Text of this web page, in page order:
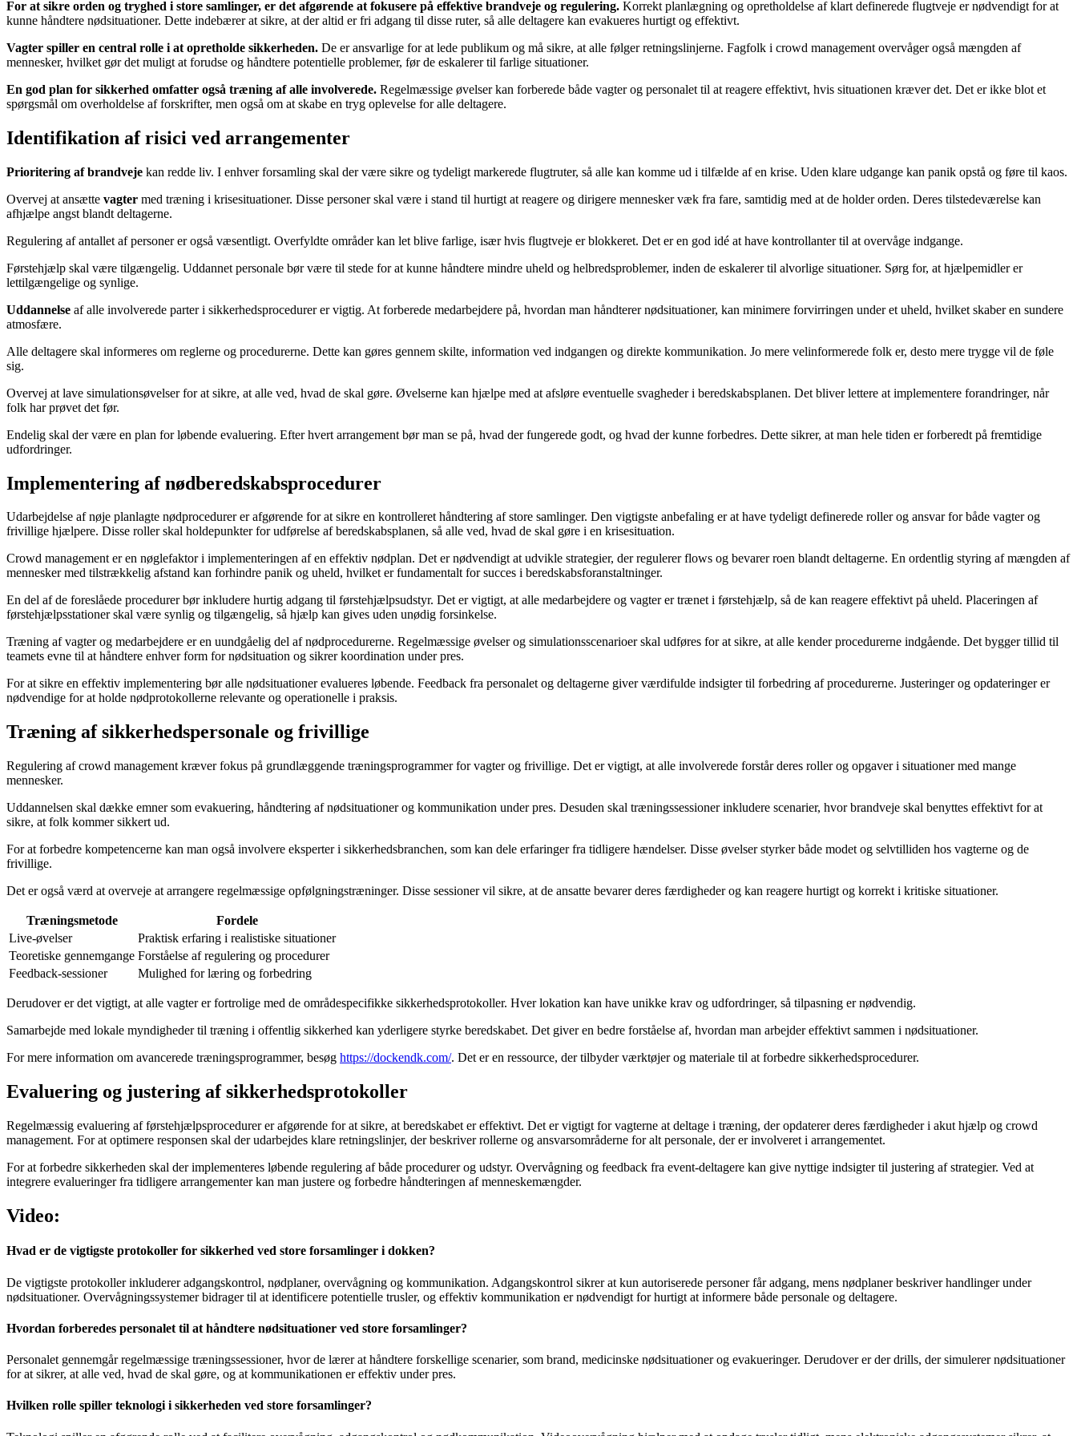
For at sikre orden og tryghed i store samlinger, er det afgørende at fokusere på effektive brandveje og regulering. Korrekt planlægning og opretholdelse af klart definerede flugtveje er nødvendigt for at
kunne håndtere nødsituationer. Dette indebærer at sikre, at der altid er fri adgang til disse ruter, så alle deltagere kan evakueres hurtigt og effektivt.
Vagter spiller en central rolle i at opretholde sikkerheden. De er ansvarlige for at lede publikum og må sikre, at alle følger retningslinjerne. Fagfolk i crowd management overvåger også mængden af
mennesker, hvilket gør det muligt at forudse og håndtere potentielle problemer, før de eskalerer til farlige situationer.
En god plan for sikkerhed omfatter også træning af alle involverede. Regelmæssige øvelser kan forberede både vagter og personalet til at reagere effektivt, hvis situationen kræver det. Det er ikke blot et
spørgsmål om overholdelse af forskrifter, men også om at skabe en tryg oplevelse for alle deltagere.
Identifikation af risici ved arrangementer
Prioritering af brandveje kan redde liv. I enhver forsamling skal der være sikre og tydeligt markerede flugtruter, så alle kan komme ud i tilfælde af en krise. Uden klare udgange kan panik opstå og føre til kaos.
Overvej at ansætte vagter med træning i krisesituationer. Disse personer skal være i stand til hurtigt at reagere og dirigere mennesker væk fra fare, samtidig med at de holder orden. Deres tilstedeværelse kan
afhjælpe angst blandt deltagerne.
Regulering af antallet af personer er også væsentligt. Overfyldte områder kan let blive farlige, især hvis flugtveje er blokkeret. Det er en god idé at have kontrollanter til at overvåge indgange.
Førstehjælp skal være tilgængelig. Uddannet personale bør være til stede for at kunne håndtere mindre uheld og helbredsproblemer, inden de eskalerer til alvorlige situationer. Sørg for, at hjælpemidler er
lettilgængelige og synlige.
Uddannelse af alle involverede parter i sikkerhedsprocedurer er vigtig. At forberede medarbejdere på, hvordan man håndterer nødsituationer, kan minimere forvirringen under et uheld, hvilket skaber en sundere
atmosfære.
Alle deltagere skal informeres om reglerne og procedurerne. Dette kan gøres gennem skilte, information ved indgangen og direkte kommunikation. Jo mere velinformerede folk er, desto mere trygge vil de føle
sig.
Overvej at lave simulationsøvelser for at sikre, at alle ved, hvad de skal gøre. Øvelserne kan hjælpe med at afsløre eventuelle svagheder i beredskabsplanen. Det bliver lettere at implementere forandringer, når
folk har prøvet det før.
Endelig skal der være en plan for løbende evaluering. Efter hvert arrangement bør man se på, hvad der fungerede godt, og hvad der kunne forbedres. Dette sikrer, at man hele tiden er forberedt på fremtidige
udfordringer.
Implementering af nødberedskabsprocedurer
Udarbejdelse af nøje planlagte nødprocedurer er afgørende for at sikre en kontrolleret håndtering af store samlinger. Den vigtigste anbefaling er at have tydeligt definerede roller og ansvar for både vagter og
frivillige hjælpere. Disse roller skal holdepunkter for udførelse af beredskabsplanen, så alle ved, hvad de skal gøre i en krisesituation.
Crowd management er en nøglefaktor i implementeringen af en effektiv nødplan. Det er nødvendigt at udvikle strategier, der regulerer flows og bevarer roen blandt deltagerne. En ordentlig styring af mængden af
mennesker med tilstrækkelig afstand kan forhindre panik og uheld, hvilket er fundamentalt for succes i beredskabsforanstaltninger.
En del af de foreslåede procedurer bør inkludere hurtig adgang til førstehjælpsudstyr. Det er vigtigt, at alle medarbejdere og vagter er trænet i førstehjælp, så de kan reagere effektivt på uheld. Placeringen af
førstehjælpsstationer skal være synlig og tilgængelig, så hjælp kan gives uden unødig forsinkelse.
Træning af vagter og medarbejdere er en uundgåelig del af nødprocedurerne. Regelmæssige øvelser og simulationsscenarioer skal udføres for at sikre, at alle kender procedurerne indgående. Det bygger tillid til
teamets evne til at håndtere enhver form for nødsituation og sikrer koordination under pres.
For at sikre en effektiv implementering bør alle nødsituationer evalueres løbende. Feedback fra personalet og deltagerne giver værdifulde indsigter til forbedring af procedurerne. Justeringer og opdateringer er
nødvendige for at holde nødprotokollerne relevante og operationelle i praksis.
Træning af sikkerhedspersonale og frivillige
Regulering af crowd management kræver fokus på grundlæggende træningsprogrammer for vagter og frivillige. Det er vigtigt, at alle involverede forstår deres roller og opgaver i situationer med mange
mennesker.
Uddannelsen skal dække emner som evakuering, håndtering af nødsituationer og kommunikation under pres. Desuden skal træningssessioner inkludere scenarier, hvor brandveje skal benyttes effektivt for at
sikre, at folk kommer sikkert ud.
For at forbedre kompetencerne kan man også involvere eksperter i sikkerhedsbranchen, som kan dele erfaringer fra tidligere hændelser. Disse øvelser styrker både modet og selvtilliden hos vagterne og de
frivillige.
Det er også værd at overveje at arrangere regelmæssige opfølgningstræninger. Disse sessioner vil sikre, at de ansatte bevarer deres færdigheder og kan reagere hurtigt og korrekt i kritiske situationer.
Træningsmetode
Fordele
Live-øvelser
Praktisk erfaring i realistiske situationer
Teoretiske gennemgange Forståelse af regulering og procedurer
Feedback-sessioner
Mulighed for læring og forbedring
Derudover er det vigtigt, at alle vagter er fortrolige med de områdespecifikke sikkerhedsprotokoller. Hver lokation kan have unikke krav og udfordringer, så tilpasning er nødvendig.
Samarbejde med lokale myndigheder til træning i offentlig sikkerhed kan yderligere styrke beredskabet. Det giver en bedre forståelse af, hvordan man arbejder effektivt sammen i nødsituationer.
For mere information om avancerede træningsprogrammer, besøg https://dockendk.com/. Det er en ressource, der tilbyder værktøjer og materiale til at forbedre sikkerhedsprocedurer.
Evaluering og justering af sikkerhedsprotokoller
Regelmæssig evaluering af førstehjælpsprocedurer er afgørende for at sikre, at beredskabet er effektivt. Det er vigtigt for vagterne at deltage i træning, der opdaterer deres færdigheder i akut hjælp og crowd
management. For at optimere responsen skal der udarbejdes klare retningslinjer, der beskriver rollerne og ansvarsområderne for alt personale, der er involveret i arrangementet.
For at forbedre sikkerheden skal der implementeres løbende regulering af både procedurer og udstyr. Overvågning og feedback fra event-deltagere kan give nyttige indsigter til justering af strategier. Ved at
integrere evalueringer fra tidligere arrangementer kan man justere og forbedre håndteringen af menneskemængder.
Video:
Hvad er de vigtigste protokoller for sikkerhed ved store forsamlinger i dokken?
De vigtigste protokoller inkluderer adgangskontrol, nødplaner, overvågning og kommunikation. Adgangskontrol sikrer at kun autoriserede personer får adgang, mens nødplaner beskriver handlinger under
nødsituationer. Overvågningssystemer bidrager til at identificere potentielle trusler, og effektiv kommunikation er nødvendigt for hurtigt at informere både personale og deltagere.
Hvordan forberedes personalet til at håndtere nødsituationer ved store forsamlinger?
Personalet gennemgår regelmæssige træningssessioner, hvor de lærer at håndtere forskellige scenarier, som brand, medicinske nødsituationer og evakueringer. Derudover er der drills, der simulerer nødsituationer
for at sikrer, at alle ved, hvad de skal gøre, og at kommunikationen er effektiv under pres.
Hvilken rolle spiller teknologi i sikkerheden ved store forsamlinger?